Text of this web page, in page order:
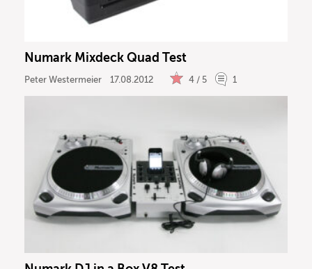
Numark Mixdeck Quad Test
Peter Westermeier 17.08.2012 4 / 5 1